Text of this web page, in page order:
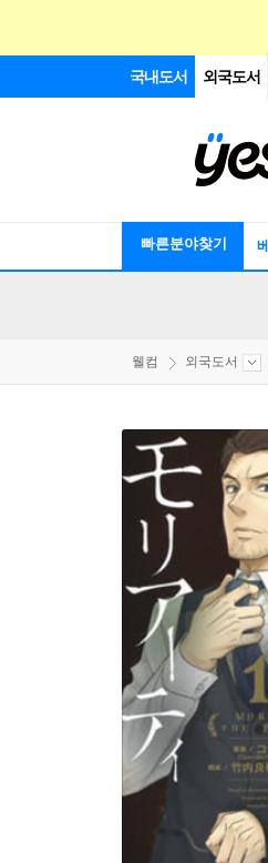
국내도서 외국도서
빠른분야찾기
웰컴 외국도서